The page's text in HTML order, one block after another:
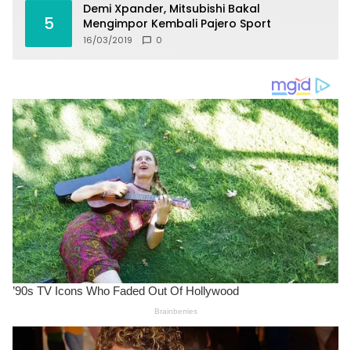
5
Demi Xpander, Mitsubishi Bakal
Mengimpor Kembali Pajero Sport
16/03/2019 0